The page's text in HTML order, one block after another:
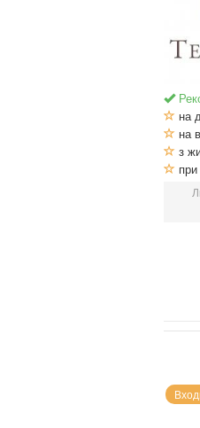
на
на
з
при